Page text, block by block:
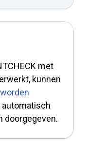
met
kunnen
automatisch
doorgegeven.